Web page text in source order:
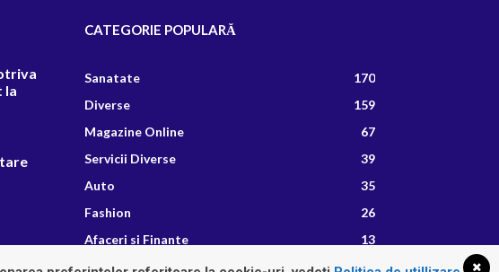
la
CATEGORIE POPULARĂ
Sanatate
170
Diverse
159
Magazine Online
67
Servicii Diverse
39
Auto
35
Fashion
26
Afaceri si Finante
13
Retete Culinare
8